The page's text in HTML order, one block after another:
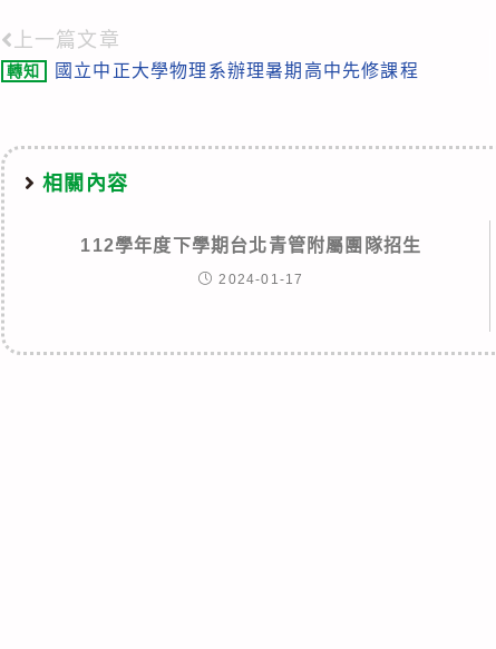
Read
more
上一篇文章
轉知 國立中正大學物理系辦理暑期高中先修課程
相關內容
112學年度下學期台北青管附屬團隊招生
2024-01-17